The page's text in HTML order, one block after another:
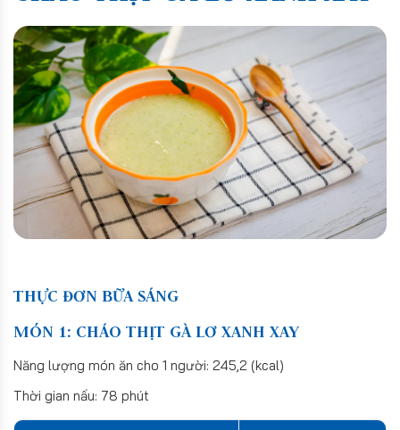
THỰC ĐƠN BỮA SÁNG
MÓN 1: CHÁO THỊT GÀ LƠ XANH XAY
Năng lượng món ăn cho 1 người: 245,2 (kcal)
Thời gian nấu: 78 phút